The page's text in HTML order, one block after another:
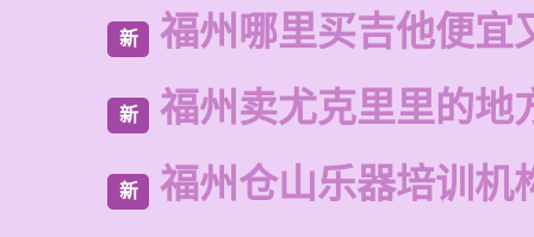
新 福州哪里买吉他便宜
新 福州卖尤克里里的地
新 福州仓山乐器培训机